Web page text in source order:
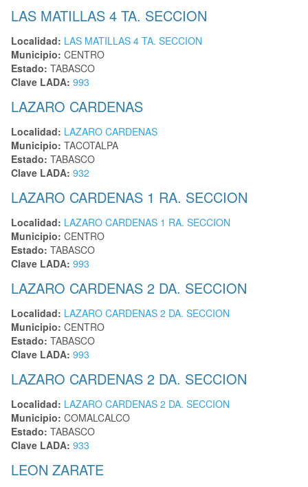
LAS MATILLAS 4 TA. SECCION
Localidad: LAS MATILLAS 4 TA. SECCION
Municipio: CENTRO
Estado: TABASCO
Clave LADA: 993
LAZARO CARDENAS
Localidad: LAZARO CARDENAS
Municipio: TACOTALPA
Estado: TABASCO
Clave LADA: 932
LAZARO CARDENAS 1 RA. SECCION
Localidad: LAZARO CARDENAS 1 RA. SECCION
Municipio: CENTRO
Estado: TABASCO
Clave LADA: 993
LAZARO CARDENAS 2 DA. SECCION
Localidad: LAZARO CARDENAS 2 DA. SECCION
Municipio: CENTRO
Estado: TABASCO
Clave LADA: 993
LAZARO CARDENAS 2 DA. SECCION
Localidad: LAZARO CARDENAS 2 DA. SECCION
Municipio: COMALCALCO
Estado: TABASCO
Clave LADA: 933
LEON ZARATE